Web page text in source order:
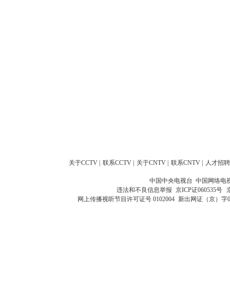
关于CCTV 联系CCTV 关于CNTV 联系CNTV 人才招聘
中国中央电视台 中国网络电
违法和不良信息举报 京ICP证060535号
网上传播视听节目许可证号 0102004 新出网证（京）